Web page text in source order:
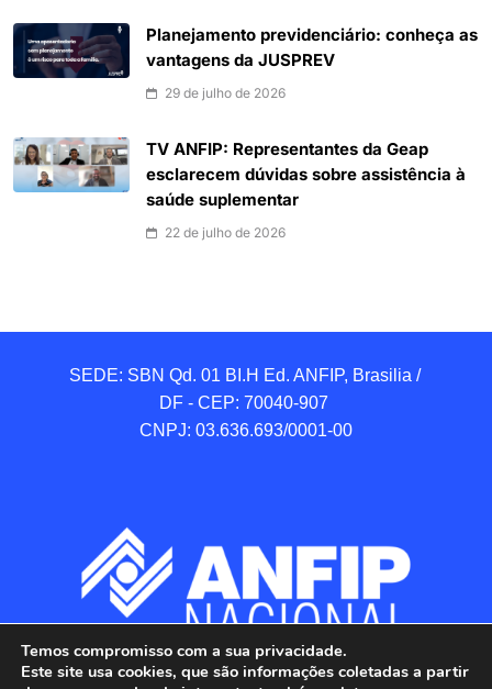
Planejamento previdenciário: conheça as
vantagens da JUSPREV
29 de julho de 2026
TV ANFIP: Representantes da Geap
esclarecem dúvidas sobre assistência à
saúde suplementar
22 de julho de 2026
SEDE: SBN Qd. 01 BI.H Ed. ANFIP, Brasilia /
DF - CEP: 70040-907
CNPJ: 03.636.693/0001-00
Temos compromisso com a sua privacidade.
Este site usa cookies, que são informações coletadas a partir